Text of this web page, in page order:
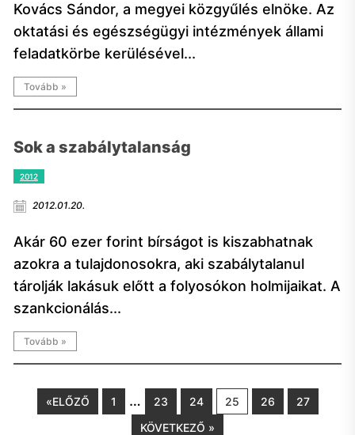
Kovács Sándor, a megyei közgyűlés elnöke. Az
oktatási és egészségügyi intézmények állami
feladatkörbe kerülésével...
Tovább »
Sok a szabálytalanság
2012
2012.01.20.
Akár 60 ezer forint bírságot is kiszabhatnak
azokra a tulajdonosokra, aki szabálytalanul
tárolják lakásuk előtt a folyosókon holmijaikat. A
szankcionálás...
Tovább »
«ELŐZŐ 1 … 23 24 25 26
27
KÖVETKEZŐ »